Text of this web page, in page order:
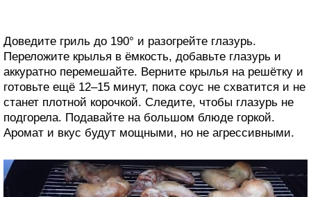
Доведите гриль до 190° и разогрейте глазурь.
Переложите крылья в ёмкость, добавьте глазурь и
аккуратно перемешайте. Верните крылья на решётку и
готовьте ещё 12–15 минут, пока соус не схватится и не
станет плотной корочкой. Следите, чтобы глазурь не
подгорела. Подавайте на большом блюде горкой.
Аромат и вкус будут мощными, но не агрессивными.